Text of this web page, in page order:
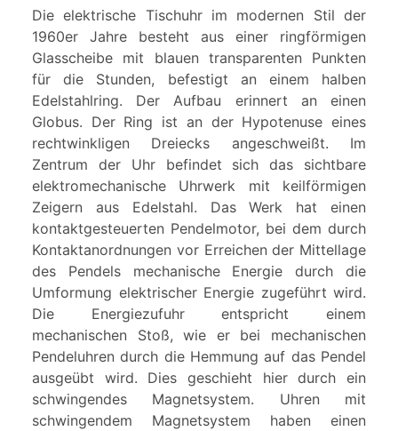
Die elektrische Tischuhr im modernen Stil der
1960er Jahre besteht aus einer ringförmigen
Glasscheibe mit blauen transparenten Punkten
für die Stunden, befestigt an einem halben
Edelstahlring. Der Aufbau erinnert an einen
Globus. Der Ring ist an der Hypotenuse eines
rechtwinkligen Dreiecks angeschweißt. Im
Zentrum der Uhr befindet sich das sichtbare
elektromechanische Uhrwerk mit keilförmigen
Zeigern aus Edelstahl. Das Werk hat einen
kontaktgesteuerten Pendelmotor, bei dem durch
Kontaktanordnungen vor Erreichen der Mittellage
des Pendels mechanische Energie durch die
Umformung elektrischer Energie zugeführt wird.
Die Energiezufuhr entspricht einem
mechanischen Stoß, wie er bei mechanischen
Pendeluhren durch die Hemmung auf das Pendel
ausgeübt wird. Dies geschieht hier durch ein
schwingendes Magnetsystem. Uhren mit
schwingendem Magnetsystem haben einen